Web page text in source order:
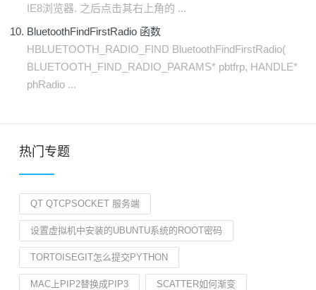
IE8浏览器. 之后点击其右上角的 ...
BluetoothFindFirstRadio 函数
HBLUETOOTH_RADIO_FIND BluetoothFindFirstRadio(
BLUETOOTH_FIND_RADIO_PARAMS* pbtfrp, HANDLE*
phRadio ...
热门专题
QT QTCPSOCKET 服务端
设置虚拟机中安装的UBUNTU系统的ROOT密码
TORTOISEGIT怎么提交PYTHON
MAC上PIP2替换成PIP3 SCATTER如何渐变